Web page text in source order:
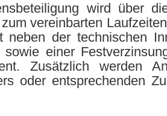
wird über
vereinbarten
neben der technischen
sowie einer
Zusätzlich werden
oder entsprechenden